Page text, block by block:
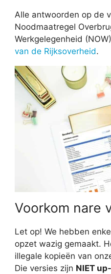
Alle antwoorden op de
Noodmaatregel
Werkgelegenheid
van de Rijksoverheid.
Voorkom nare
Let op! We hebben
opzet wazig gemaakt.
illegale kopieën van
Die versies zijn NIET